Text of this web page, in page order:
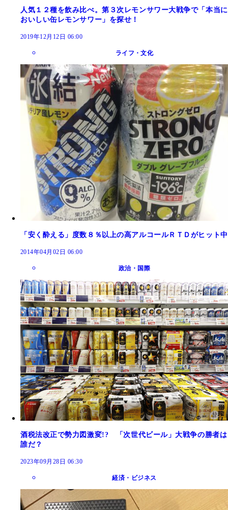
人気１２種を飲み比べ。第３次レモンサワー大戦争で「本当に
おいしい缶レモンサワー」を探せ！
2019年12月12日 06:00
ライフ・文化
「安く酔える」度数８％以上の高アルコールＲＴＤがヒット中
2014年04月02日 06:00
政治・国際
酒税法改正で勢力図激変!? 「次世代ビール」大戦争の勝者は
誰だ？
2023年09月28日 06:30
経済・ビジネス